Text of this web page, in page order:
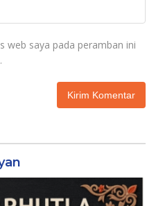
web saya pada peramban ini